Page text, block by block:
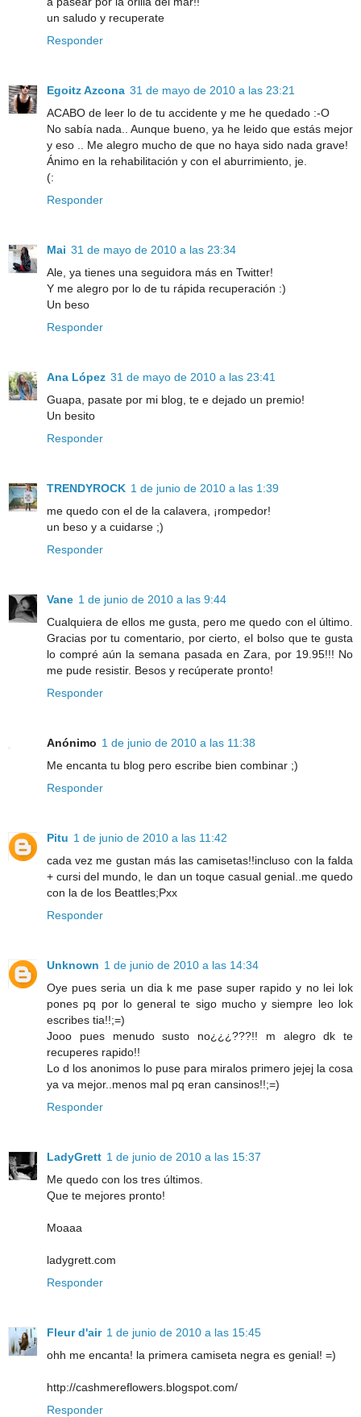
un saludo y recuperate
Responder
Egoitz Azcona 31 de mayo de 2010 a las 23:21
ACABO de leer lo de tu accidente y me he quedado :-O
No sabía nada.. Aunque bueno, ya he leido que estás mejor
y eso .. Me alegro mucho de que no haya sido nada grave!
Ánimo en la rehabilitación y con el aburrimiento, je.
(:
Responder
Mai 31 de mayo de 2010 a las 23:34
Ale, ya tienes una seguidora más en Twitter!
Y me alegro por lo de tu rápida recuperación :)
Un beso
Responder
Ana López 31 de mayo de 2010 a las 23:41
Guapa, pasate por mi blog, te e dejado un premio!
Un besito
Responder
TRENDYROCK 1 de junio de 2010 a las 1:39
me quedo con el de la calavera, ¡rompedor!
un beso y a cuidarse ;)
Responder
Vane 1 de junio de 2010 a las 9:44
Cualquiera de ellos me gusta, pero me quedo con el último.
Gracias por tu comentario, por cierto, el bolso que te gusta
lo compré aún la semana pasada en Zara, por 19.95!!! No
me pude resistir. Besos y recúperate pronto!
Responder
Anónimo 1 de junio de 2010 a las 11:38
Me encanta tu blog pero escribe bien combinar ;)
Responder
Pitu 1 de junio de 2010 a las 11:42
cada vez me gustan más las camisetas!!incluso con la falda
+ cursi del mundo, le dan un toque casual genial..me quedo
con la de los Beattles;Pxx
Responder
Unknown 1 de junio de 2010 a las 14:34
Oye pues seria un dia k me pase super rapido y no lei lok
pones pq por lo general te sigo mucho y siempre leo lok
escribes tia!!;=)
Jooo pues menudo susto no¿¿¿???!! m alegro dk te
recuperes rapido!!
Lo d los anonimos lo puse para miralos primero jejej la cosa
ya va mejor..menos mal pq eran cansinos!!;=)
Responder
LadyGrett 1 de junio de 2010 a las 15:37
Me quedo con los tres últimos.
Que te mejores pronto!
Moaaa
ladygrett.com
Responder
Fleur d'air 1 de junio de 2010 a las 15:45
ohh me encanta! la primera camiseta negra es genial! =)
http://cashmereflowers.blogspot.com/
Responder